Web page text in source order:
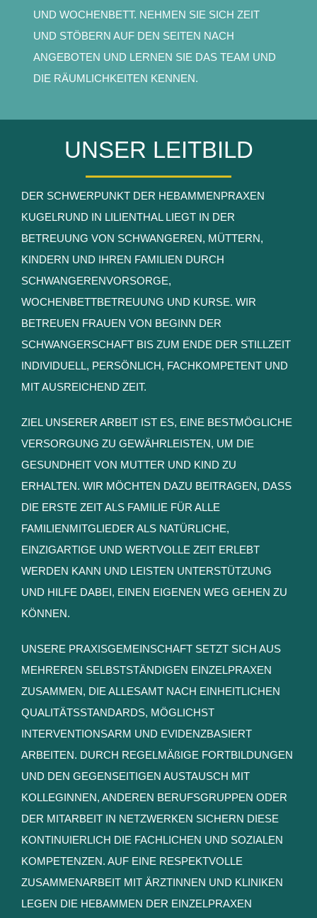
UND WOCHENBETT. NEHMEN SIE SICH ZEIT
UND STÖBERN AUF DEN SEITEN NACH
ANGEBOTEN UND LERNEN SIE DAS TEAM UND
DIE RÄUMLICHKEITEN KENNEN.
UNSER LEITBILD
DER SCHWERPUNKT DER HEBAMMENPRAXEN
KUGELRUND IN LILIENTHAL LIEGT IN DER
BETREUUNG VON SCHWANGEREN, MÜTTERN,
KINDERN UND IHREN FAMILIEN DURCH
SCHWANGERENVORSORGE,
WOCHENBETTBETREUUNG UND KURSE. WIR
BETREUEN FRAUEN VON BEGINN DER
SCHWANGERSCHAFT BIS ZUM ENDE DER STILLZEIT
INDIVIDUELL, PERSÖNLICH, FACHKOMPETENT UND
MIT AUSREICHEND ZEIT.
ZIEL UNSERER ARBEIT IST ES, EINE BESTMÖGLICHE
VERSORGUNG ZU GEWÄHRLEISTEN, UM DIE
GESUNDHEIT VON MUTTER UND KIND ZU
ERHALTEN. WIR MÖCHTEN DAZU BEITRAGEN, DASS
DIE ERSTE ZEIT ALS FAMILIE FÜR ALLE
FAMILIENMITGLIEDER ALS NATÜRLICHE,
EINZIGARTIGE UND WERTVOLLE ZEIT ERLEBT
WERDEN KANN UND LEISTEN UNTERSTÜTZUNG
UND HILFE DABEI, EINEN EIGENEN WEG GEHEN ZU
KÖNNEN.
UNSERE PRAXISGEMEINSCHAFT SETZT SICH AUS
MEHREREN SELBSTSTÄNDIGEN EINZELPRAXEN
ZUSAMMEN, DIE ALLESAMT NACH EINHEITLICHEN
QUALITÄTSSTANDARDS, MÖGLICHST
INTERVENTIONSARM UND EVIDENZBASIERT
ARBEITEN. DURCH REGELMÄßIGE FORTBILDUNGEN
UND DEN GEGENSEITIGEN AUSTAUSCH MIT
KOLLEGINNEN, ANDEREN BERUFSGRUPPEN ODER
DER MITARBEIT IN NETZWERKEN SICHERN DIESE
KONTINUIERLICH DIE FACHLICHEN UND SOZIALEN
KOMPETENZEN. AUF EINE RESPEKTVOLLE
ZUSAMMENARBEIT MIT ÄRZTINNEN UND KLINIKEN
LEGEN DIE HEBAMMEN DER EINZELPRAXEN